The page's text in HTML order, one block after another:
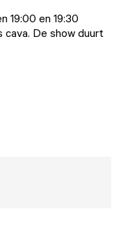
19:00 en 19:30
De show duurt